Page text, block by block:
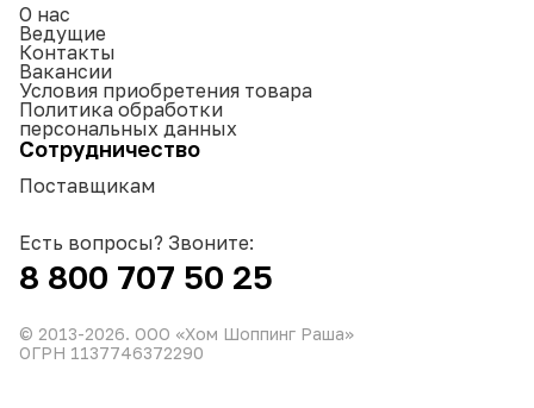
О нас
Ведущие
Контакты
Вакансии
Условия приобретения товара
Политика обработки
персональных данных
Сотрудничество
Поставщикам
Есть вопросы? Звоните:
8 800 707 50 25
© 2013-2026. ООО «Хом Шоппинг Раша»
ОГРН 1137746372290